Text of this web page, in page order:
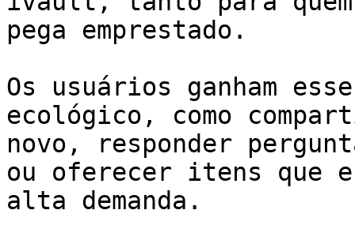
pega emprestado.
Os usuários ganham
ecológico, como
novo, responder
ou oferecer itens que
alta demanda.